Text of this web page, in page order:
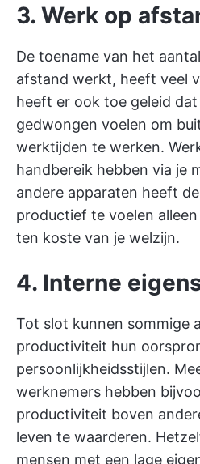
3. Werk op
De toename van het
afstand werkt, heeft veel
heeft er ook toe geleid
gedwongen voelen om
werktijden te werken.
handbereik hebben via je
andere apparaten heeft
productief te voelen
ten koste van je welzijn.
4. Interne
Tot slot kunnen sommige
productiviteit hun
persoonlijkheidsstijlen.
werknemers hebben
productiviteit boven
leven te waarderen.
mensen met een lage